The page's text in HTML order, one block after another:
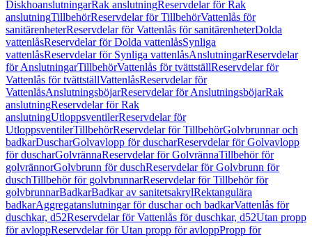
DiskhoanslutningarRak anslutningReservdelar för Rak
anslutningTillbehörReservdelar för TillbehörVattenlås för
sanitärenheterReservdelar för Vattenlås för sanitärenheterDolda
vattenlåsReservdelar för Dolda vattenlåsSynliga
vattenlåsReservdelar för Synliga vattenlåsAnslutningarReservdelar
för AnslutningarTillbehörVattenlås för tvättställReservdelar för
Vattenlås för tvättställVattenlåsReservdelar för
VattenlåsAnslutningsböjarReservdelar för AnslutningsböjarRak
anslutningReservdelar för Rak
anslutningUtloppsventilerReservdelar för
UtloppsventilerTillbehörReservdelar för TillbehörGolvbrunnar och
badkarDuscharGolvavlopp för duscharReservdelar för Golvavlopp
för duscharGolvrännaReservdelar för GolvrännaTillbehör för
golvrännorGolvbrunn för duschReservdelar för Golvbrunn för
duschTillbehör för golvbrunnarReservdelar för Tillbehör för
golvbrunnarBadkarBadkar av sanitetsakrylRektangulära
badkarAggregatanslutningar för duschar och badkarVattenlås för
duschkar, d52Reservdelar för Vattenlås för duschkar, d52Utan propp
för avloppReservdelar för Utan propp för avloppPropp för